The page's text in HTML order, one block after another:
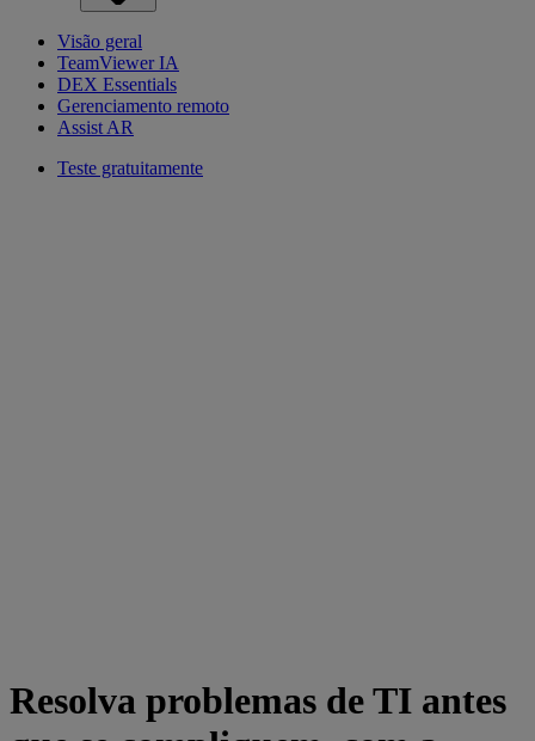
Visão geral
TeamViewer IA
DEX Essentials
Gerenciamento remoto
Assist AR
Teste gratuitamente
Resolva problemas de TI antes